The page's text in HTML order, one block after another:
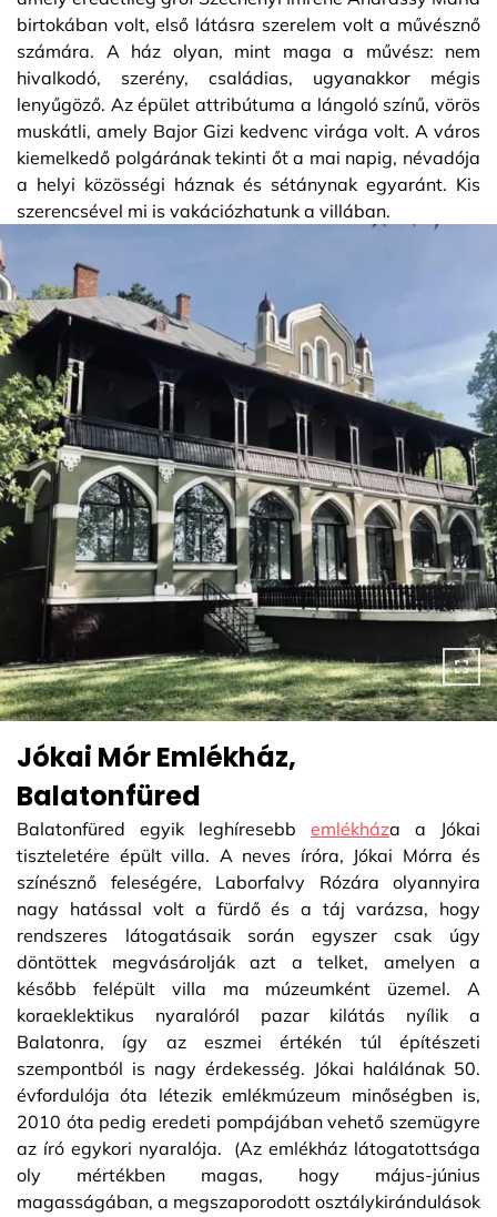
birtokában volt, első látásra szerelem volt a művésznő
számára. A ház olyan, mint maga a művész: nem
hivalkodó, szerény, családias, ugyanakkor mégis
lenyűgöző. Az épület attribútuma a lángoló színű, vörös
muskátli, amely Bajor Gizi kedvenc virága volt. A város
kiemelkedő polgárának tekinti őt a mai napig, névadója
a helyi közösségi háznak és sétánynak egyaránt. Kis
szerencsével mi is vakációzhatunk a villában.
Jókai Mór Emlékház,
Balatonfüred
Balatonfüred egyik leghíresebb emlékháza a Jókai
tiszteletére épült villa. A neves íróra, Jókai Mórra és
színésznő feleségére, Laborfalvy Rózára olyannyira
nagy hatással volt a fürdő és a táj varázsa, hogy
rendszeres látogatásaik során egyszer csak úgy
döntöttek megvásárolják azt a telket, amelyen a
később felépült villa ma múzeumként üzemel. A
koraeklektikus nyaralóról pazar kilátás nyílik a
Balatonra, így az eszmei értékén túl építészeti
szempontból is nagy érdekesség. Jókai halálának 50.
évfordulója óta létezik emlékmúzeum minőségben is,
2010 óta pedig eredeti pompájában vehető szemügyre
az író egykori nyaralója. (Az emlékház látogatottsága
oly mértékben magas, hogy május-június
magasságában, a megszaporodott osztálykirándulások